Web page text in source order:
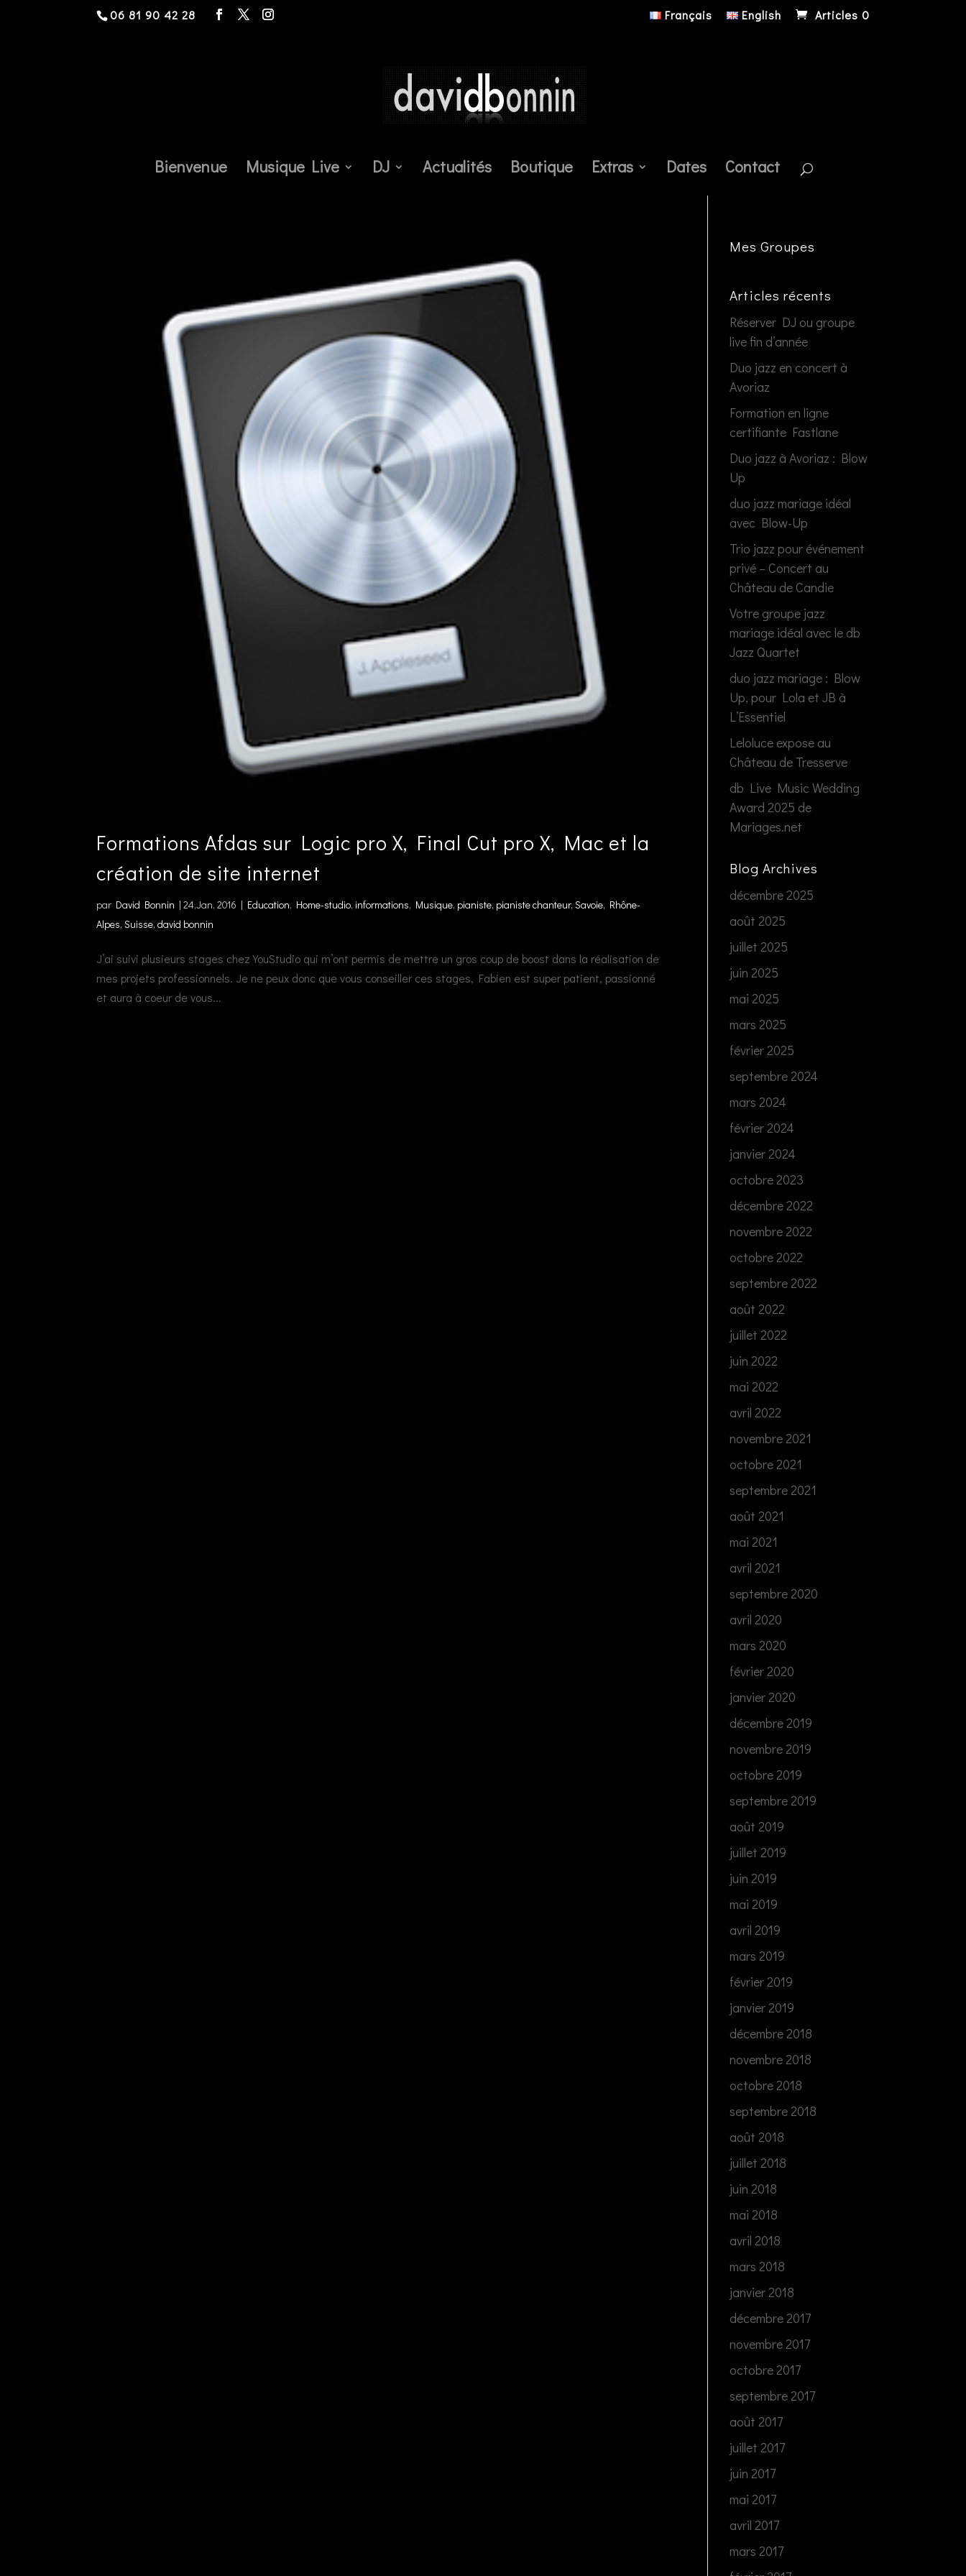
06 81 90 42 28 Français English Articles 0
Bienvenue Musique Live DJ Actualités Boutique Extras Dates Contact
Formations Afdas sur Logic pro X, Final Cut pro X, Mac et la
création de site internet
par David Bonnin |24,Jan, 2016 | Education, Home-studio, informations, Musique, pianiste, pianiste chanteur, Savoie, Rhône-
Alpes, Suisse, david bonnin
J’ai suivi plusieurs stages chez YouStudio qui m’ont permis de mettre un gros coup de boost dans la réalisation de
mes projets professionnels. Je ne peux donc que vous conseiller ces stages, Fabien est super patient, passionné
et aura à coeur de vous...
Mes Groupes
Articles récents
Réserver DJ ou groupe
live fin d’année
Duo jazz en concert à
Avoriaz
Formation en ligne
certifiante Fastlane
Duo jazz à Avoriaz : Blow
Up
duo jazz mariage idéal
avec Blow-Up
Trio jazz pour événement
privé – Concert au
Château de Candie
Votre groupe jazz
mariage idéal avec le db
Jazz Quartet
duo jazz mariage : Blow
Up, pour Lola et JB à
L’Essentiel
Leloluce expose au
Château de Tresserve
db Live Music Wedding
Award 2025 de
Mariages.net
Blog Archives
décembre 2025
août 2025
juillet 2025
juin 2025
mai 2025
mars 2025
février 2025
septembre 2024
mars 2024
février 2024
janvier 2024
octobre 2023
décembre 2022
novembre 2022
octobre 2022
septembre 2022
août 2022
juillet 2022
juin 2022
mai 2022
avril 2022
novembre 2021
octobre 2021
septembre 2021
août 2021
mai 2021
avril 2021
septembre 2020
avril 2020
mars 2020
février 2020
janvier 2020
décembre 2019
novembre 2019
octobre 2019
septembre 2019
août 2019
juillet 2019
juin 2019
mai 2019
avril 2019
mars 2019
février 2019
janvier 2019
décembre 2018
novembre 2018
octobre 2018
septembre 2018
août 2018
juillet 2018
juin 2018
mai 2018
avril 2018
mars 2018
janvier 2018
décembre 2017
novembre 2017
octobre 2017
septembre 2017
août 2017
juillet 2017
juin 2017
mai 2017
avril 2017
mars 2017